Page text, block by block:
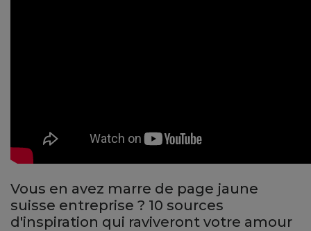
Vous en avez marre de page jaune
suisse entreprise ? 10 sources
d'inspiration qui raviveront votre amour